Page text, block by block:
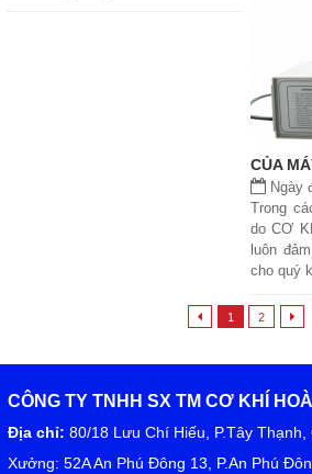
CỦA
Ngày
Trong
do CƠ
luôn
cho quý
 1 2 
CÔNG TY TNHH SX TM CƠ KHÍ
Địa chỉ: 80/18 Lưu Chí Hiếu, P.Tây Thạnh,
Xưởng: 52A An Phú Đông 13, P.An Phú